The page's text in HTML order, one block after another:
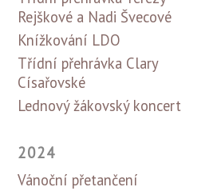
Rejškové a Nadi Švecové
Knížkování LDO
Třídní přehrávka Clary
Císařovské
Lednový žákovský koncert
2024
Vánoční přetančení